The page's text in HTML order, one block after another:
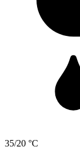
35/20 °C